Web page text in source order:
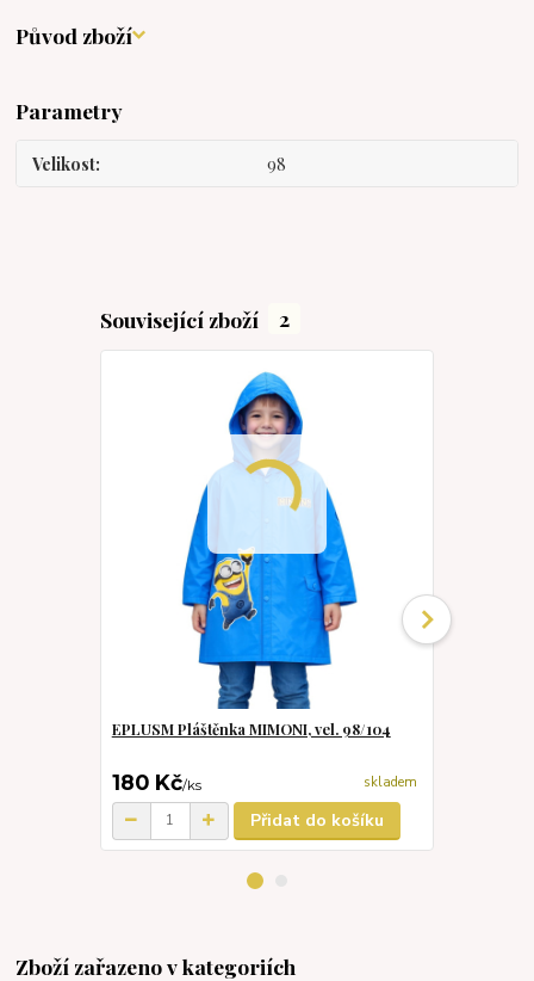
Původ zboží
Parametry
Velikost 98
Související zboží 2
EPLUSM Pláštěnka MIMONI, vel. 98/104
180 Kč/ks skladem
Přidat do košíku
Zboží zařazeno v kategoriích